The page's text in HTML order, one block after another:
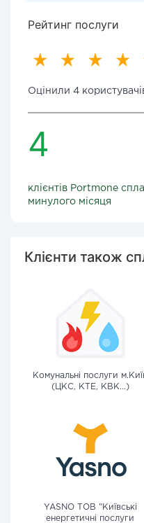
Рейтинг послуги
Оцінили 4
4
клієнтів Portmone
минулого місяця
Клієнти також
Комунальні послуги
(ЦКС, КТЕ, КВК...)
YASNO ТОВ "Київські
енергетичні послуги